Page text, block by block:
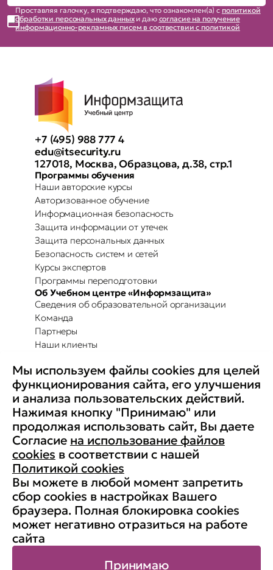
Проставляя галочку, я подтверждаю, что ознакомлен(а) с политикой
обработки персональных данныхи даю согласие на получение
информационно-рекламных писем в соотвествии с политикой
+7 (495) 988 777 4
edu@itsecurity.ru
127018, Москва, Образцова, д.38, стр.1
Программы обучения
Наши авторские курсы
Авторизованное обучение
Информационная безопасность
Защита информации от утечек
Защита персональных данных
Безопасность систем и сетей
Курсы экспертов
Программы переподготовки
Об Учебном центре «Информзащита»
Сведения об образовательной организации
Команда
Партнеры
Наши клиенты
Повышение осведомленности
Партнерство с Secure-T
Преимущества для бизнеса
Комплексные программы
Контакты
Медиа
Вакансии
Реквизиты
Старая версия сайта
© АНО ДПО «Учебный центр
«Информзащита», 1998-2026. ИНН:
7704190833, ОГРН: 1037700132788
Публичная оферта
Мы используем файлы cookies для целей
функционирования сайта, его улучшения
и анализа пользовательских действий.
Нажимая кнопку "Принимаю" или
продолжая использовать сайт, Вы даете
Согласие на использование файлов
cookies в соответствии с нашей
Политикой cookies
Вы можете в любой момент запретить
сбор cookies в настройках Вашего
браузера. Полная блокировка cookies
может негативно отразиться на работе
сайта
Принимаю